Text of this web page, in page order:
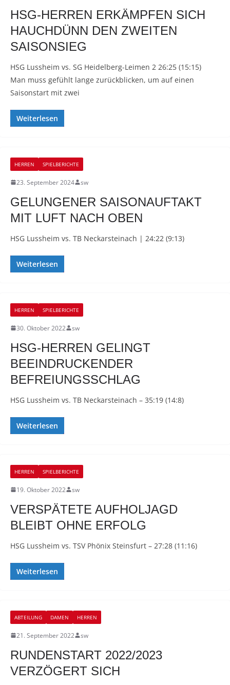
HSG-HERREN ERKÄMPFEN SICH
HAUCHDÜNN DEN ZWEITEN
SAISONSIEG
HSG Lussheim vs. SG Heidelberg-Leimen 2 26:25 (15:15)
Man muss gefühlt lange zurückblicken, um auf einen
Saisonstart mit zwei
Weiterlesen
HERREN SPIELBERICHTE
23. September 2024 sw
GELUNGENER SAISONAUFTAKT
MIT LUFT NACH OBEN
HSG Lussheim vs. TB Neckarsteinach | 24:22 (9:13)
Weiterlesen
HERREN SPIELBERICHTE
30. Oktober 2022 sw
HSG-HERREN GELINGT
BEEINDRUCKENDER
BEFREIUNGSSCHLAG
HSG Lussheim vs. TB Neckarsteinach – 35:19 (14:8)
Weiterlesen
HERREN SPIELBERICHTE
19. Oktober 2022 sw
VERSPÄTETE AUFHOLJAGD
BLEIBT OHNE ERFOLG
HSG Lussheim vs. TSV Phönix Steinsfurt – 27:28 (11:16)
Weiterlesen
ABTEILUNG DAMEN HERREN
21. September 2022 sw
RUNDENSTART 2022/2023
VERZÖGERT SICH